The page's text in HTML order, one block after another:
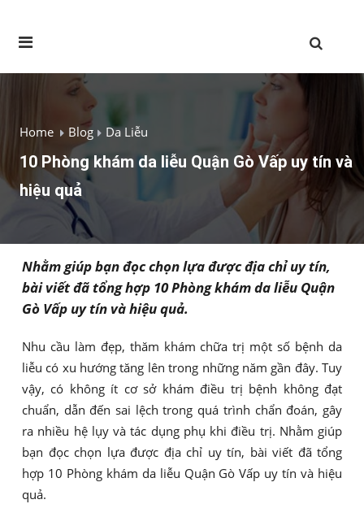
Home Blog Da Liễu
10 Phòng khám da liễu Quận Gò Vấp uy tín và
hiệu quả
Nhằm giúp bạn đọc chọn lựa được địa chỉ uy tín,
bài viết đã tổng hợp 10 Phòng khám da liễu Quận
Gò Vấp uy tín và hiệu quả.
Nhu cầu làm đẹp, thăm khám chữa trị một số bệnh da
liễu có xu hướng tăng lên trong những năm gần đây. Tuy
vậy, có không ít cơ sở khám điều trị bệnh không đạt
chuẩn, dẫn đến sai lệch trong quá trình chẩn đoán, gây
ra nhiều hệ lụy và tác dụng phụ khi điều trị. Nhằm giúp
bạn đọc chọn lựa được địa chỉ uy tín, bài viết đã tổng
hợp 10 Phòng khám da liễu Quận Gò Vấp uy tín và hiệu
quả.